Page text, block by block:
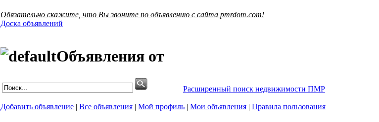
Обязательно скажите, что Вы звоните по объявлению с сайта pmrdom.com!
Доска объявлений
Объявления от
Расширенный поиск недвижимости ПМР
Добавить объявление | Все объявления | Мой профиль | Мои объявления | Правила пользования